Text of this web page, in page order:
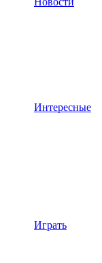
Интересные
Играть